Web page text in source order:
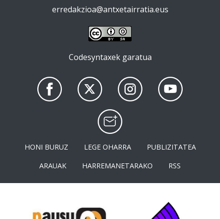
erredakzioa@antxetairratia.eus
Codesyntaxek garatua
HONI BURUZ LEGE OHARRA
PUBLIZITATEA
ARAUAK
HARREMANETARAKO RSS